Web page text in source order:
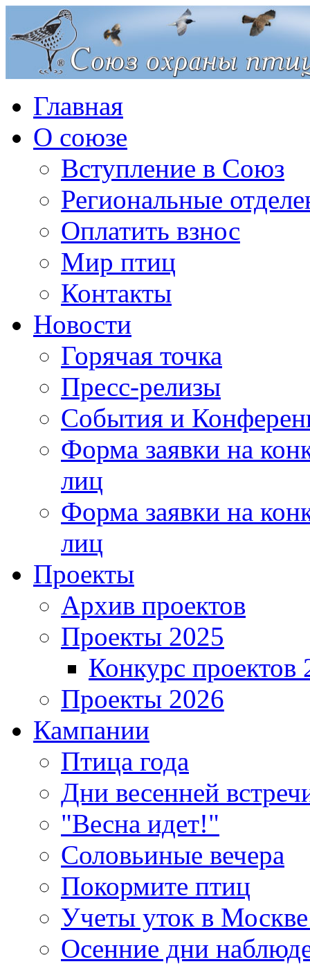
Главная
О союзе
Вступление в Союз
Региональные
Оплатить взнос
Мир птиц
Контакты
Новости
Горячая точка
Пресс-релизы
События и
Форма заявки на
лиц
Форма заявки на
лиц
Проекты
Архив проектов
Проекты 2025
Конкурс проектов
Проекты 2026
Кампании
Птица года
Дни весенней
"Весна идет!"
Соловьиные вечера
Покормите птиц
Учеты уток в
Осенние дни